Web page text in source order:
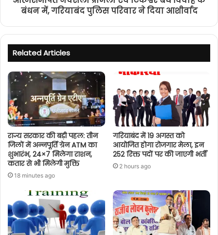
बंधन में, गरियाबंद पुलिस परिवार ने दिया आशीर्वाद
Related Articles
राज्य सरकार की बड़ी पहल: तीन
जिलों में अन्नपूर्ति ग्रेन ATM का
शुभारंभ, 24×7 मिलेगा राशन,
कतार से भी मिलेगी मुक्ति
18 minutes ago
गरियाबंद में 19 अगस्त को
आयोजित होगा रोजगार मेला, इन
252 रिक्त पदों पर की जाएगी भर्ती
2 hours ago